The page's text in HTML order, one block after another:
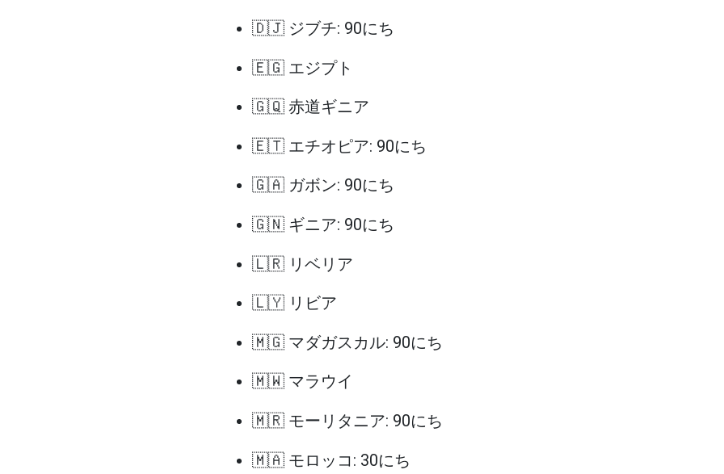
🇩🇯 ジブチ: 90にち
🇪🇬 エジプト
🇬🇶 赤道ギニア
🇪🇹 エチオピア: 90にち
🇬🇦 ガボン: 90にち
🇬🇳 ギニア: 90にち
🇱🇷 リベリア
🇱🇾 リビア
🇲🇬 マダガスカル: 90にち
🇲🇼 マラウイ
🇲🇷 モーリタニア: 90にち
🇲🇦 モロッコ: 30にち